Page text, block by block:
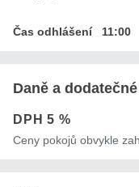
Čas odhlášení 11:00
Daně a
DPH5 %
Ceny pokojů obvykle